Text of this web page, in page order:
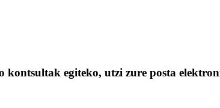
egiteko, utzi zure posta